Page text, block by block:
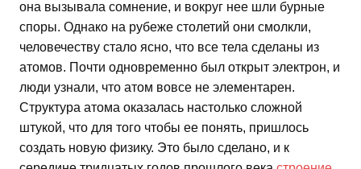
она вызывала сомнение, и вокруг нее шли бурные
споры. Однако на рубеже столетий они смолкли,
человечеству стало ясно, что все тела сделаны из
атомов. Почти одновременно был открыт электрон, и
люди узнали, что атом вовсе не элементарен.
Структура атома оказалась настолько сложной
штукой, что для того чтобы ее понять, пришлось
создать новую физику. Это было сделано, и к